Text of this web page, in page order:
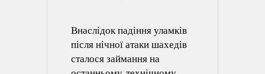
Внаслідок падіння уламків
після нічної атаки шахедів
сталося займання на